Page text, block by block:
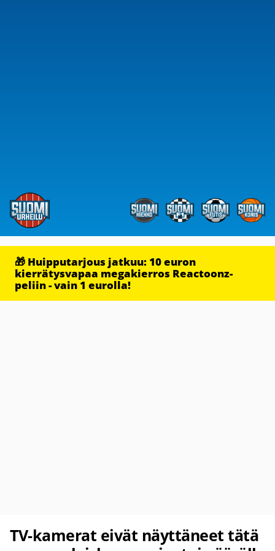
🎁 Huipputarjous jatkuu: 10 euron
kierrätysvapaa megakierros Reactoonz-
peliin - vain 1 eurolla!
TV-kamerat eivät näyttäneet tätä